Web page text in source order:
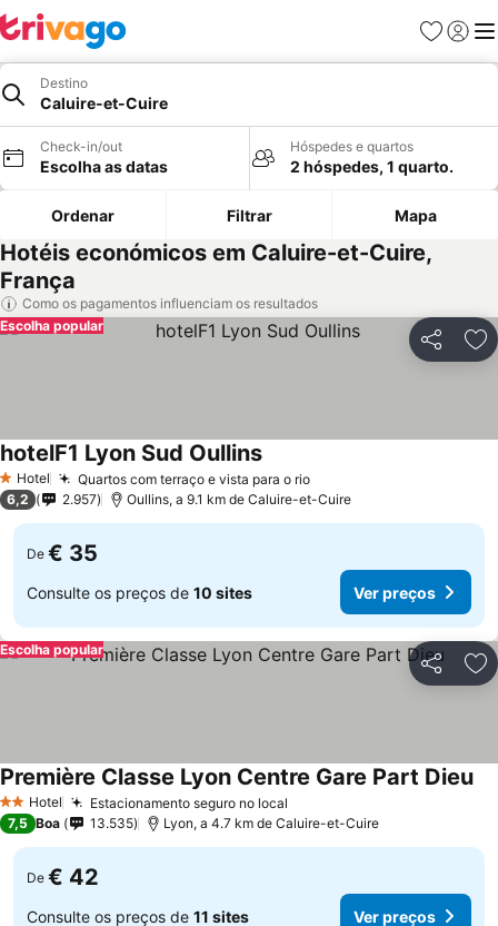
Favoritos
Iniciar
Destino
Caluire-et-Cuire
Check-in/out
Escolha as datas
Hóspedes e quartos
2 hóspedes, 1 quarto.
Ordenar Filtrar Mapa
Hotéis económicos em Caluire-et-Cuire,
França
Como os pagamentos influenciam os resultados
Partilhar
Escolha popular
1 Estrelas
Hotel Quartos com terraço e vista para o rio
hotelF1 Lyon Sud Oullins
6,2 2.957 Oullins, a 9.1 km de Caluire-et-Cuire
De € 35
Consulte os preços de 10 sites Ver preços
Partilhar
Escolha popular
2 Estrelas
Hotel Estacionamento seguro no local
Première Classe Lyon Centre Gare Part Dieu
7,5 Boa 13.535 Lyon, a 4.7 km de Caluire-et-Cuire
De € 42
Consulte os preços de 11 sites Ver preços